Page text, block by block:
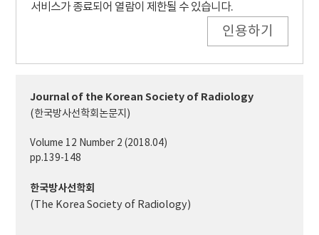
서비스가 종료되어 열람이 제한될 수 있습니다.
인용하기
Journal of the Korean Society of Radiology
(한국방사선학회논문지)
Volume 12 Number 2 (2018.04)
pp.139-148
한국방사선학회
(The Korea Society of Radiology)